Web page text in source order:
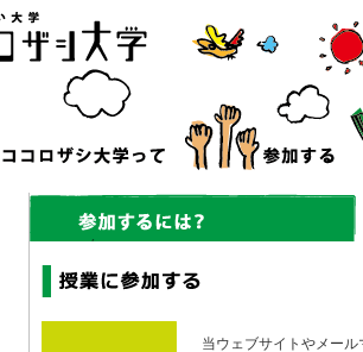
当ウェブサイトやメー